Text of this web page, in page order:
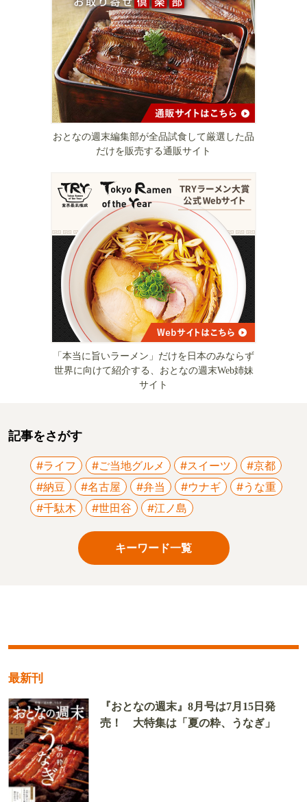
おとなの週末編集部が全品試食して厳選した品
だけを販売する通販サイト
「本当に旨いラーメン」だけを日本のみならず
世界に向けて紹介する、おとなの週末Web姉妹
サイト
記事をさがす
#ライフ #ご当地グルメ #スイーツ
#京都
#納豆
#名古屋 #弁当 #ウナギ
#うな重
#千駄木
#世田谷 #江ノ島
キーワード一覧
最新刊
『おとなの週末』8月号は7月15日発
売！ 大特集は「夏の粋、うなぎ」